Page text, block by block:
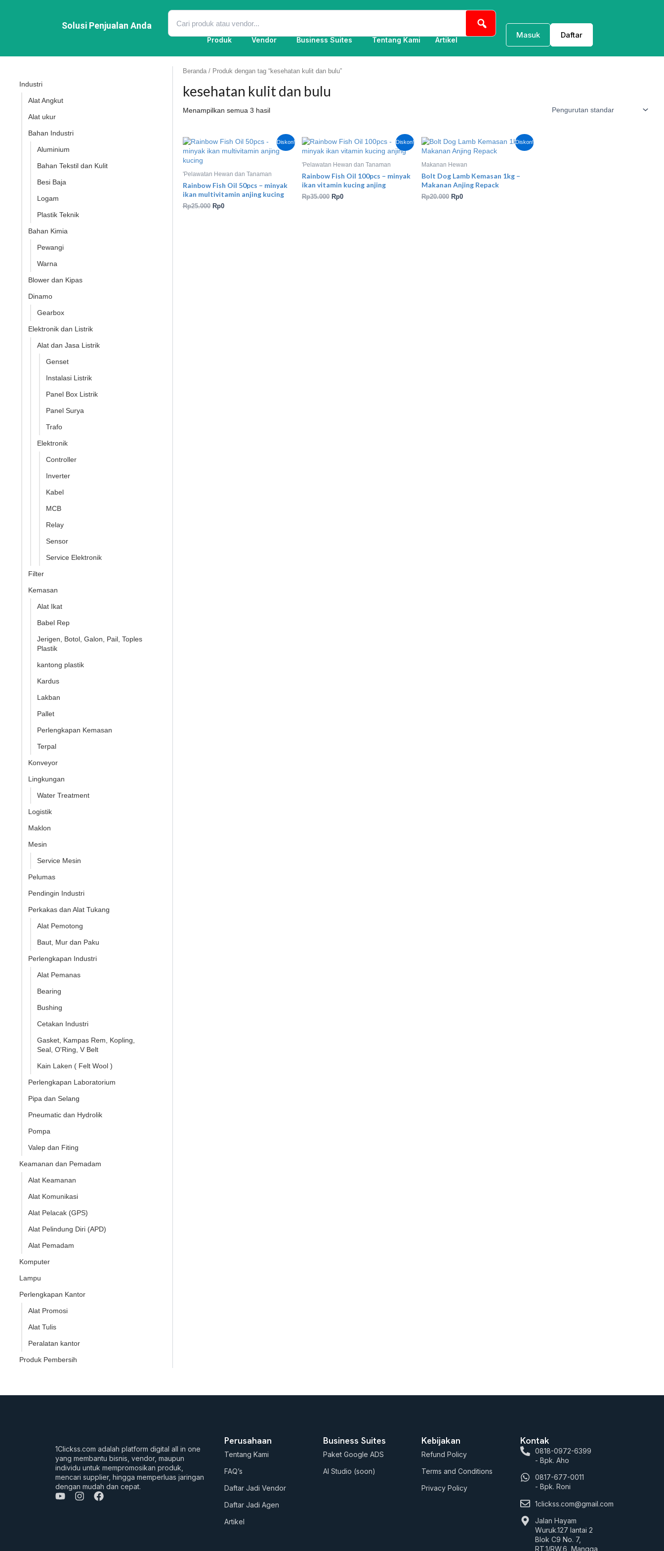
Solusi Penjualan Anda
Produk Vendor Business Suites Tentang Kami Artikel
Masuk Daftar
Industri
Alat Angkut
Alat ukur
Bahan Industri
Aluminium
Bahan Tekstil dan Kulit
Besi Baja
Logam
Plastik Teknik
Bahan Kimia
Pewangi
Warna
Blower dan Kipas
Dinamo
Gearbox
Elektronik dan Listrik
Alat dan Jasa Listrik
Genset
Instalasi Listrik
Panel Box Listrik
Panel Surya
Trafo
Elektronik
Controller
Inverter
Kabel
MCB
Relay
Sensor
Service Elektronik
Filter
Kemasan
Alat Ikat
Babel Rep
Jerigen, Botol, Galon, Pail, Toples
Plastik
kantong plastik
Kardus
Lakban
Pallet
Perlengkapan Kemasan
Terpal
Konveyor
Lingkungan
Water Treatment
Logistik
Maklon
Mesin
Service Mesin
Pelumas
Pendingin Industri
Perkakas dan Alat Tukang
Alat Pemotong
Baut, Mur dan Paku
Perlengkapan Industri
Alat Pemanas
Bearing
Bushing
Cetakan Industri
Gasket, Kampas Rem, Kopling,
Seal, O'Ring, V Belt
Kain Laken ( Felt Wool )
Perlengkapan Laboratorium
Pipa dan Selang
Pneumatic dan Hydrolik
Pompa
Valep dan Fiting
Keamanan dan Pemadam
Alat Keamanan
Alat Komunikasi
Alat Pelacak (GPS)
Alat Pelindung Diri (APD)
Alat Pemadam
Komputer
Lampu
Perlengkapan Kantor
Alat Promosi
Alat Tulis
Peralatan kantor
Produk Pembersih
Beranda/ Produk dengan tag “kesehatan kulit dan bulu”
kesehatan kulit dan bulu
Menampilkan semua 3 hasil
Diskon!
'Pelawatan Hewan dan Tanaman
Rainbow Fish Oil 50pcs – minyak
ikan multivitamin anjing kucing
Rp25.000
Harga
aslinya
Rp0
Harga
saat
Rp0.
Diskon!
'Pelawatan Hewan dan Tanaman
Rainbow Fish Oil 100pcs – minyak
ikan vitamin kucing anjing
Rp35.000
Harga
aslinya
Rp35.000.
Rp0
Harga
saat
adalah:
Rp0.
Diskon!
Makanan Hewan
Bolt Dog Lamb Kemasan 1kg –
Makanan Anjing Repack
Rp20.000
Harga
aslinya
adalah:
Rp20.000.
Rp0
Harga
saat
ini
adalah:
Rp0.
1Clickss.com adalah platform digital all in one
yang membantu bisnis, vendor, maupun
individu untuk mempromosikan produk,
mencari supplier, hingga memperluas jaringan
dengan mudah dan cepat.
Y
I
F
Perusahaan
Tentang Kami
FAQ’s
Daftar Jadi Vendor
Daftar Jadi Agen
Artikel
Business Suites
Paket Google ADS
AI Studio (soon)
Kebijakan
Refund Policy
Terms and Conditions
Privacy Policy
Kontak
0818-0972-6399
- Bpk. Aho
0817-677-0011
- Bpk. Roni
1clickss.com@gmail.com
Jalan Hayam
Wuruk.127 lantai 2
Blok C9 No. 7,
RT.1/RW.6, Mangga